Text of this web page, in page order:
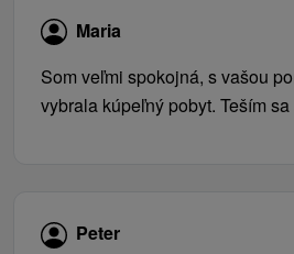
Maria
Som veľmi spokojná, s vašou
vybrala kúpeľný pobyt. Teším
Peter